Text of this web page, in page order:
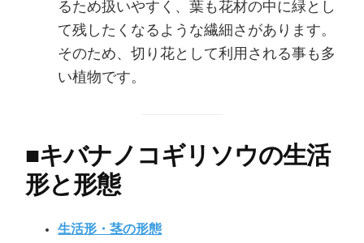
るため扱いやすく、葉も花材の中に緑とし
て残したくなるような繊細さがあります。
そのため、切り花として利用される事も多
い植物です。
■キバナノコギリソウの生活
形と形態
生活形・茎の形態